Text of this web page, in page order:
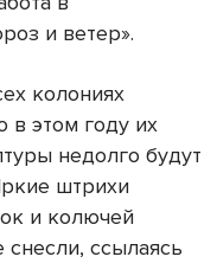
и ветер».
колониях
в этом году их
недолго будут
штрихи
и колючей
ссылаясь